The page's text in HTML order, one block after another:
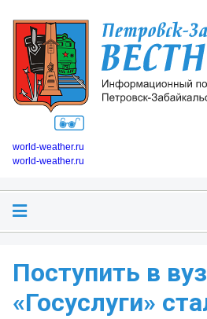
world-weather.ru
world-weather.ru
Поступить в
«Госуслуги»